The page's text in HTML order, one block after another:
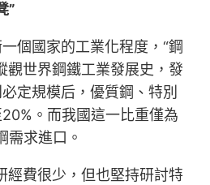
”
個國家的工業化程度，“鋼
觀世界鋼鐵工業發展史，發
定規模后，優質鋼、特別
。而我國這一比重僅為
需求進口。
經費很少，但也堅持研討特